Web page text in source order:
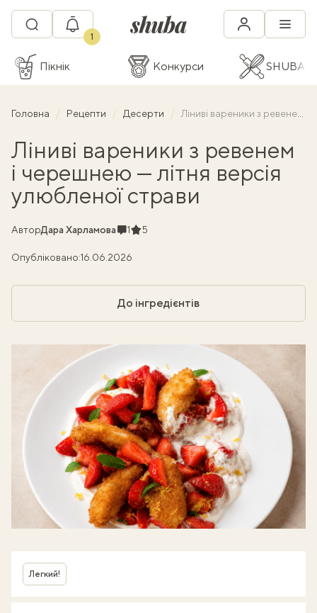
1
Пікнік Конкурси SHUBA
Головна Рецепти Десерти Ліниві вареники з ревенем і черешнею — літня версія улюбленої страви
Ліниві вареники з ревенем
і черешнею — літня версія
улюбленої страви
АвторДара ХарламоваКоментарі
1Рейтинг
5
Опубліковано:16.06.2026
До інгредієнтів
Легкий!